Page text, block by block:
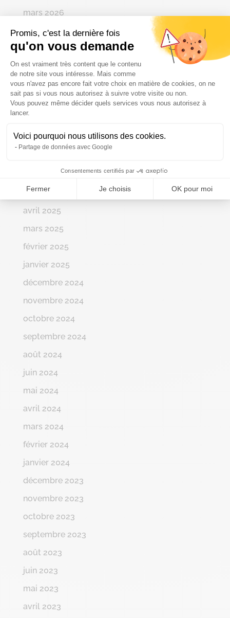
Promis, c'est la dernière fois
qu'on vous demande
Plateforme de Gestion du
On est vraiment très content que le contenu
de notre site vous intéresse. Mais comme
vous n'avez pas encore fait votre choix en matière de cookies, on ne
sait pas si vous nous autorisez à suivre votre visite ou non.
Vous pouvez même décider quels services vous nous autorisez à
lancer.
Voici pourquoi nous utilisons des cookies.
Partage de données avec Google
Consentements certifiés par
Fermer Je choisis OK pour moi
Axeptio consent
mars 2026
février 2026
janvier 2026
décembre 2025
novembre 2025
octobre 2025
août 2025
mai 2025
avril 2025
mars 2025
février 2025
janvier 2025
décembre 2024
novembre 2024
octobre 2024
septembre 2024
août 2024
juin 2024
mai 2024
avril 2024
mars 2024
février 2024
janvier 2024
décembre 2023
novembre 2023
octobre 2023
septembre 2023
août 2023
juin 2023
mai 2023
avril 2023